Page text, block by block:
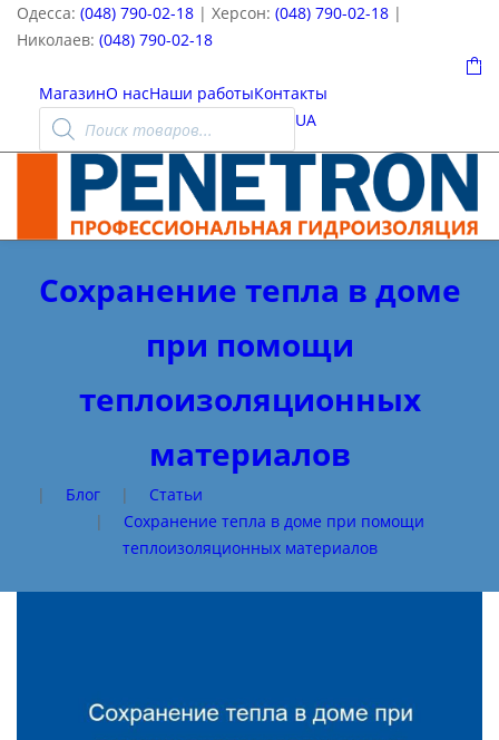
Одесса: (048) 790-02-18 | Херсон: (048) 790-02-18 |
Николаев: (048) 790-02-18
0
МагазинО насНаши работыКонтакты
Поиск
товаров UA
Сохранение тепла в доме
при помощи
теплоизоляционных
материалов
| Блог |
Статьи
|
Сохранение тепла в доме при помощи
теплоизоляционных материалов